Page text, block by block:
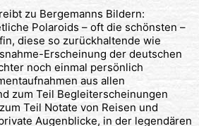
zu Bergemanns Bildern:
Polaroids – oft die schönsten –
diese so zurückhaltende wie
Erscheinung der deutschen
noch einmal persönlich
aus allen
zum Teil Begleiterscheinungen
Teil Notate von Reisen und
Augenblicke, in der legendären